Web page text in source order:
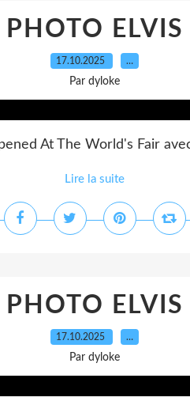
PHOTO ELVIS
17.10.2025 …
Par dyloke
At The World's Fair
Lire la suite
PHOTO ELVIS
17.10.2025 …
Par dyloke